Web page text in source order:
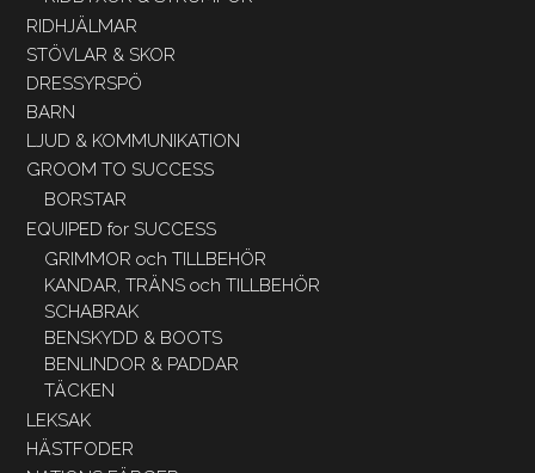
RIDHJÄLMAR
STÖVLAR & SKOR
DRESSYRSPÖ
BARN
LJUD & KOMMUNIKATION
GROOM TO SUCCESS
BORSTAR
EQUIPED for SUCCESS
GRIMMOR och TILLBEHÖR
KANDAR, TRÄNS och TILLBEHÖR
SCHABRAK
BENSKYDD & BOOTS
BENLINDOR & PADDAR
TÄCKEN
LEKSAK
HÄSTFODER